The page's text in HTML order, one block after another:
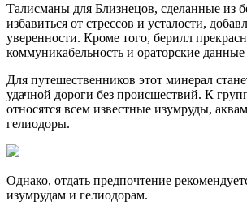
Талисманы для Близнецов, сделанные из
избавиться от стрессов и усталости,
уверенности. Кроме того, берилл
коммуникабельность и ораторские данные
Для путешественников этот минерал
удачной дороги без происшествий. К
относятся всем известные изумруды,
гелиодоры.
Однако, отдать предпочтение
изумрудам и гелиодорам.